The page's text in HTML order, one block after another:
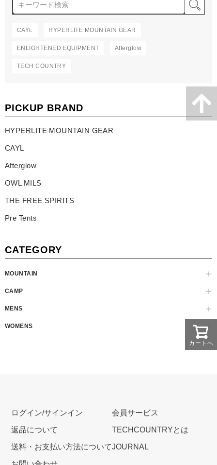
CAYL HYPERLITE MOUNTAIN GEAR
ENLIGHTENED EQUIPMENT Afterglow
TECH COUNTRY
PICKUP BRAND
HYPERLITE MOUNTAIN GEAR
CAYL
Afterglow
OWL MILS
THE FREE SPIRITS
Pre Tents
CATEGORY
MOUNTAIN
CAMP
MENS
WOMENS
カートへ
ログイン/サインイン
返品について
送料・お支払い方法について
会員サービス
TECHCOUNTRYとは
JOURNAL